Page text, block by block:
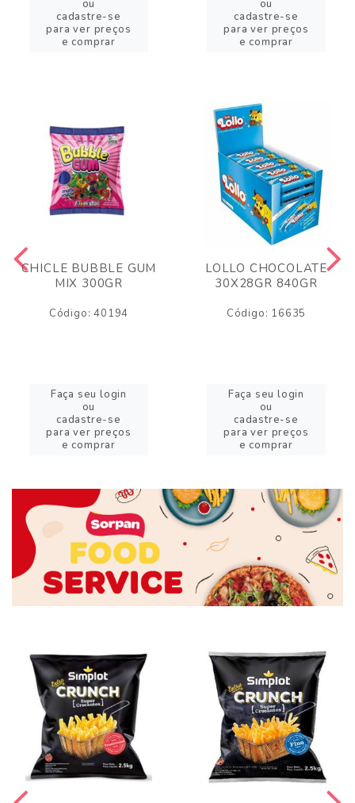
ou
cadastre-se
para ver preços
e comprar
ou
cadastre-se
para ver preços
e comprar
CHICLE BUBBLE GUM
MIX 300GR
Código: 40194
Faça seu login
ou
cadastre-se
para ver preços
e comprar
LOLLO CHOCOLATE
30X28GR 840GR
Código: 16635
Faça seu login
ou
cadastre-se
para ver preços
e comprar